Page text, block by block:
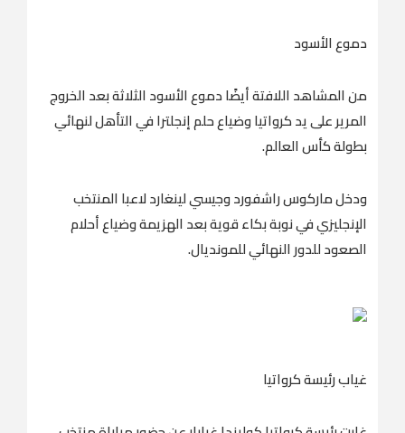
دموع الأسود
من المشاهد اللافتة أيضًا دموع الأسود الثلاثة بعد الخروج
المرير على يد كرواتيا وضياع حلم إنجلترا في التأهل لنهائي
بطولة كأس العالم.
ودخل ماركوس راشفورد وجيسي لينغارد لاعبا المنتخب
الإنجليزي في نوبة بكاء قوية بعد الهزيمة وضياع أحلام
الصعود للدور النهائي للمونديال.
غياب رئيسة كرواتيا